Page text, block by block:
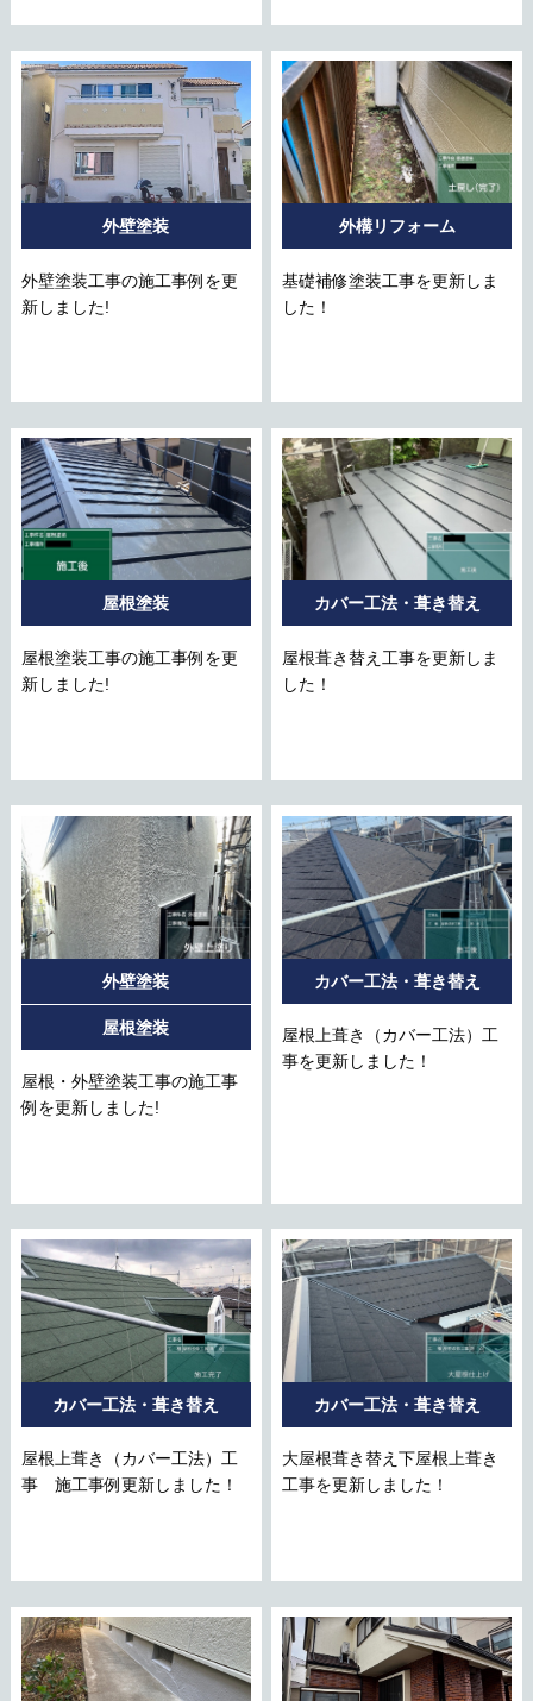
外壁塗装
外壁塗装工事の施工事例を更
新しました!
外構リフォーム
基礎補修塗装工事を更新しま
した！
屋根塗装
屋根塗装工事の施工事例を更
新しました!
カバー工法・葺き替え
屋根葺き替え工事を更新しま
した！
外壁塗装
屋根塗装
屋根・外壁塗装工事の施工事
例を更新しました!
カバー工法・葺き替え
屋根上葺き（カバー工法）工
事を更新しました！
カバー工法・葺き替え
屋根上葺き（カバー工法）工
事 施工事例更新しました！
カバー工法・葺き替え
大屋根葺き替え下屋根上葺き
工事を更新しました！